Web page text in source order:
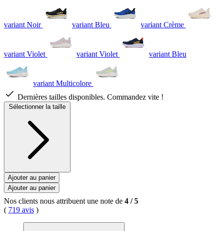
variant Noir variant Bleu variant Crème
variant Violet variant Violet variant Bleu
variant Multicolore
Dernières tailles disponibles. Commandez vite !
Sélectionner la taille
Ajouter au panier
Ajouter au panier
Nos clients nous attribuent une note de 4 /5
( 719 avis )